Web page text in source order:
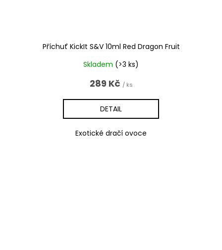
Příchuť KickIt S&V 10ml Red Dragon Fruit
Skladem (>3 ks)
289 Kč / ks
DETAIL
Exotické dračí ovoce